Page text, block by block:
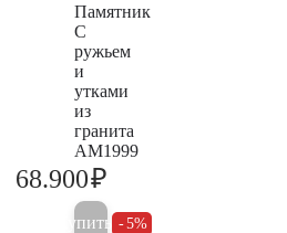
Памятник
С
ружьем
и
утками
из
гранита
AM1999
68.900₽
Купить 5%